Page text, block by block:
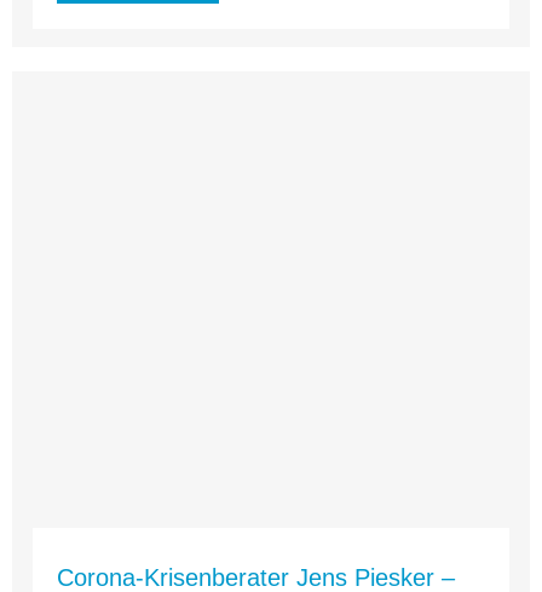
Corona-Krisenberater Jens Piesker –